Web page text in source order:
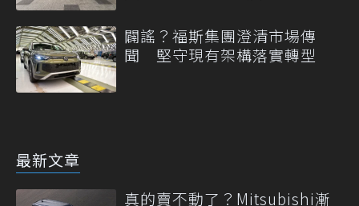
闢謠？福斯集團澄清市場傳
聞 堅守現有架構落實轉型
最新文章
真的賣不動了？Mitsubishi漸